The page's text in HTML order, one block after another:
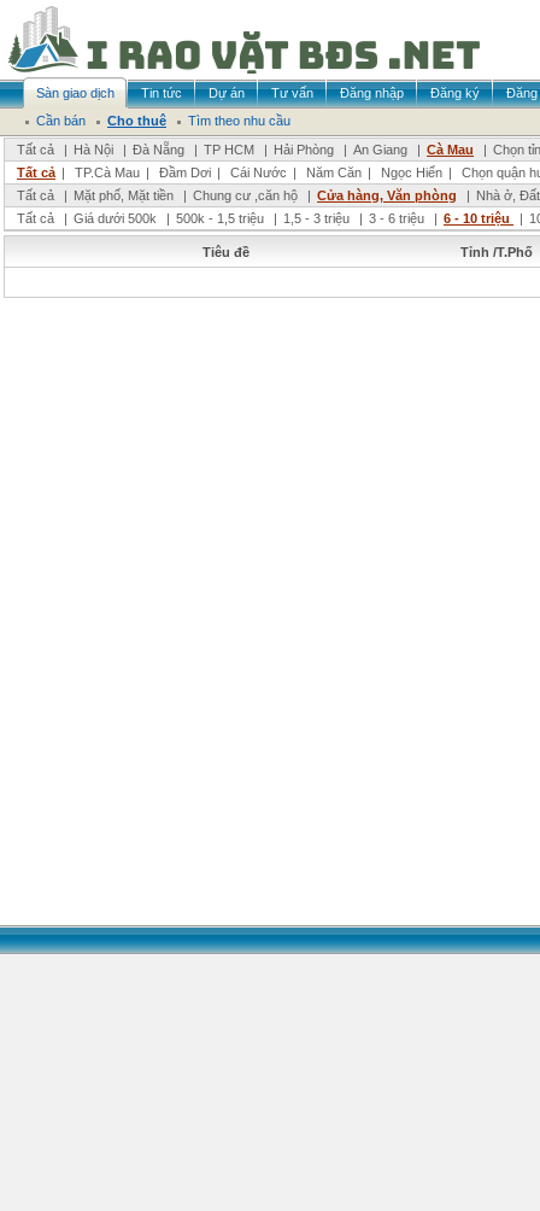
Sàn giao dịch Tin tức Dự án Tư vấn Đăng nhập Đăng ký
Đăng
Cần bán
Cho thuê
Tìm theo nhu cầu
Tất cả
| Hà Nội | Đà Nẵng | TP HCM | Hải Phòng | An Giang | Cà Mau | Chọn
Tất cả | TP.Cà Mau | Đầm Dơi | Cái Nước | Năm Căn | Ngọc Hiển |
Chọn quận
Tất cả
| Mặt phố, Mặt tiền | Chung cư ,căn hộ | Cửa hàng, Văn phòng | Nhà ở,
Tất cả
| Giá dưới 500k | 500k - 1,5 triệu | 1,5 - 3 triệu | 3 - 6 triệu | 6 - 10 triệu |
Tiêu đề Tỉnh /T.Phố